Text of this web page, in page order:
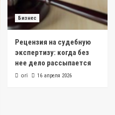
Бизнес
Рецензия на судебную
экспертизу: когда без
нее дело рассыпается
ori 16 апреля 2026